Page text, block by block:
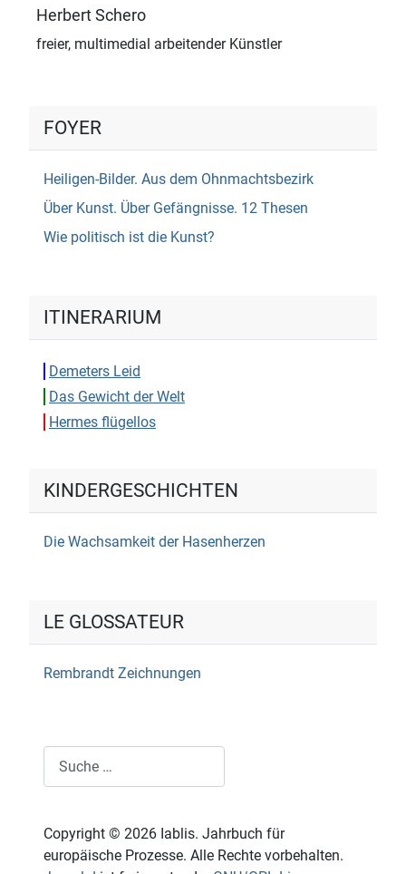
Herbert Schero
freier, multimedial arbeitender Künstler
FOYER
Heiligen-Bilder. Aus dem Ohnmachtsbezirk
Über Kunst. Über Gefängnisse. 12 Thesen
Wie politisch ist die Kunst?
ITINERARIUM
Demeters Leid
Das Gewicht der Welt
Hermes flügellos
KINDERGESCHICHTEN
Die Wachsamkeit der Hasenherzen
LE GLOSSATEUR
Rembrandt Zeichnungen
Copyright © 2026 Iablis. Jahrbuch für
europäische Prozesse. Alle Rechte vorbehalten.